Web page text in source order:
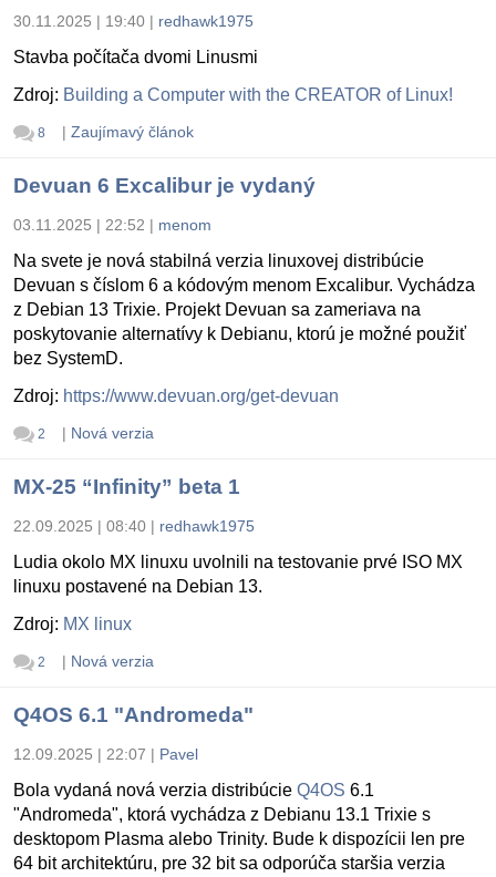
30.11.2025 | 19:40 | redhawk1975
Stavba počítača dvomi Linusmi
Zdroj: Building a Computer with the CREATOR of Linux!
8 | Zaujímavý článok
Devuan 6 Excalibur je vydaný
03.11.2025 | 22:52 | menom
Na svete je nová stabilná verzia linuxovej distribúcie
Devuan s číslom 6 a kódovým menom Excalibur. Vychádza
z Debian 13 Trixie. Projekt Devuan sa zameriava na
poskytovanie alternatívy k Debianu, ktorú je možné použiť
bez SystemD.
Zdroj: https://www.devuan.org/get-devuan
2 | Nová verzia
MX-25 “Infinity” beta 1
22.09.2025 | 08:40 | redhawk1975
Ludia okolo MX linuxu uvolnili na testovanie prvé ISO MX
linuxu postavené na Debian 13.
Zdroj: MX linux
2 | Nová verzia
Q4OS 6.1 "Andromeda"
12.09.2025 | 22:07 | Pavel
Bola vydaná nová verzia distribúcie Q4OS 6.1
"Andromeda", ktorá vychádza z Debianu 13.1 Trixie s
desktopom Plasma alebo Trinity. Bude k dispozícii len pre
64 bit architektúru, pre 32 bit sa odporúča staršia verzia